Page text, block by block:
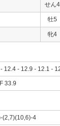
せん4
牡5
牝4
12.4 - 12.9 - 12.1 -
33.9
(2,7)(10,6)-4